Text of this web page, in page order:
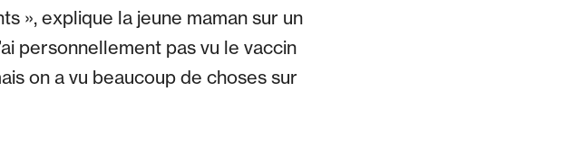
», explique la jeune maman sur un
personnellement pas vu le vaccin
on a vu beaucoup de choses sur